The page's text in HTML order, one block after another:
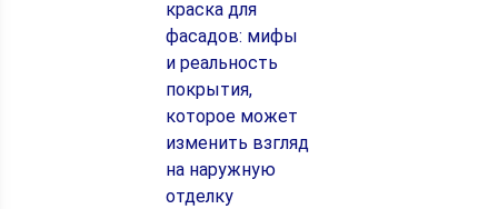
краска для
фасадов: мифы
и реальность
покрытия,
которое может
изменить взгляд
на наружную
отделку